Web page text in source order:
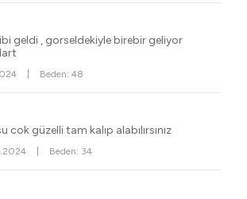
geldi , gorseldekiyle birebir geliyor
Beden: 48
cok güzelli tam kalıp alabılırsınız
Beden: 34